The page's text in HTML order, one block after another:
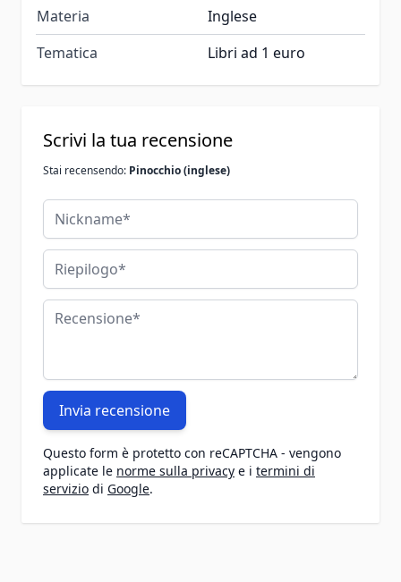
Materia
Inglese
Tematica
Libri ad 1 euro
Scrivi la tua recensione
Stai recensendo: Pinocchio (inglese)
Nickname
Riepilogo
Recensione
Invia recensione
Questo form è protetto con reCAPTCHA - vengono
applicate le norme sulla privacy e i termini di
servizio di Google.